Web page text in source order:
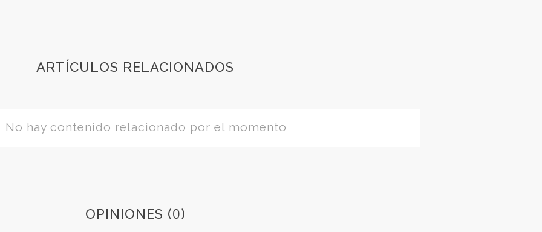
ARTÍCULOS RELACIONADOS
No hay contenido relacionado por el momento
OPINIONES (0)